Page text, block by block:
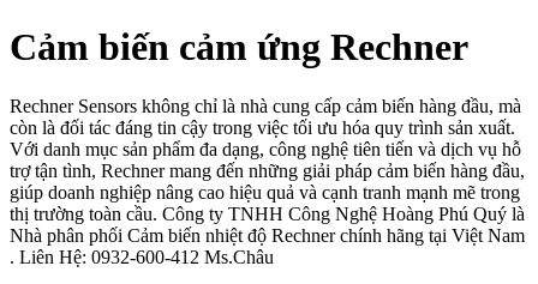
Cảm biến cảm ứng Rechner
Rechner Sensors không chỉ là nhà cung cấp cảm biến hàng đầu, mà
còn là đối tác đáng tin cậy trong việc tối ưu hóa quy trình sản xuất.
Với danh mục sản phẩm đa dạng, công nghệ tiên tiến và dịch vụ hỗ
trợ tận tình, Rechner mang đến những giải pháp cảm biến hàng đầu,
giúp doanh nghiệp nâng cao hiệu quả và cạnh tranh mạnh mẽ trong
thị trường toàn cầu. Công ty TNHH Công Nghệ Hoàng Phú Quý là
Nhà phân phối Cảm biến nhiệt độ Rechner chính hãng tại Việt Nam
. Liên Hệ: 0932-600-412 Ms.Châu